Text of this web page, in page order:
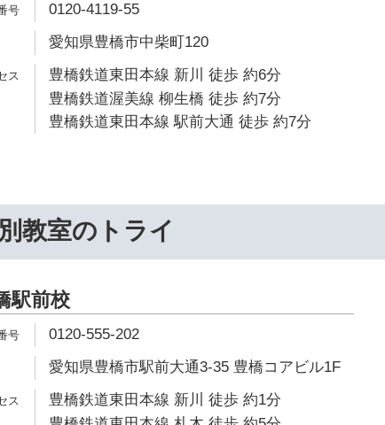
0120-4119-55
愛知県豊橋市中柴町120
豊橋鉄道東田本線 新川 徒歩 約6分
豊橋鉄道渥美線 柳生橋 徒歩 約7分
豊橋鉄道東田本線 駅前大通 徒歩 約7分
教室のトライ
駅前校
0120-555-202
愛知県豊橋市駅前大通3-35 豊橋コアビル1F
豊橋鉄道東田本線 新川 徒歩 約1分